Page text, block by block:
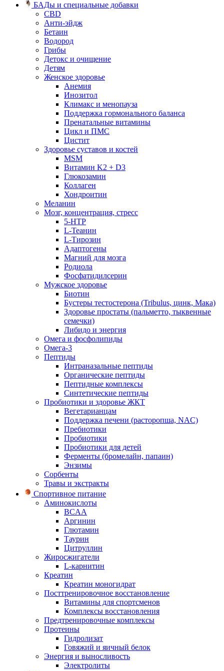
БАДы и специальные добавки
CBD
Анти-эйдж
Бетаин
Водород
Грибы
Детокс и очищение
Детям
Женское здоровье
Анемия
Инозитол
Климакс и менопауза
Поддержка гормонального баланса
Пренатальные витамины
Цикл и ПМС
Цистит
Здоровье суставов и костей
MSM
Витамин K2 + D3
Глюкозамин
Коллаген
Хондроитин
Меланин
Мозг, концентрация, стресс
5-HTP
L-Теанин
L-Тирозин
Адаптогены
Магний для мозга
Родиола
Фосфатидилсерин
Мужское здоровье
Биотин
Бустеры тестостерона (Tribulus, цинк, Мака)
Здоровье простаты (пальметто, тыквенные
семечки)
Либидо и энергия
Омега и фосфолипиды
Омега-3
Пептиды
Интраназальные пептиды
Органические пептиды
Пептидные комплексы
Синтетические пептиды
Пробиотики и здоровье ЖКТ
Вегетарианцам
Поддержка печени (расторопша, NAC)
Пребиотики
Пробиотики
Пробиотики для детей
Ферменты (бромелайн, папаин)
Энзимы
Сорбенты
Травы и экстракты
Спортивное питание
Аминокислоты
BCAA
Аргинин
Глютамин
Таурин
Цитруллин
Жиросжигатели
L-карнитин
Креатин
Креатин моногидрат
Посттренировочное восстановление
Витамины для спортсменов
Комплексы восстановления
Предтренировочные комплексы
Протеины
Гидролизат
Говяжий и яичный белок
Энергия и выносливость
Электролиты